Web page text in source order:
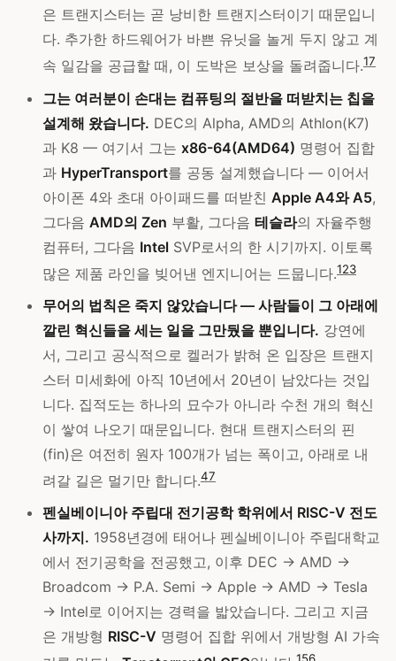
은 트랜지스터는 곧 낭비한 트랜지스터이기 때문입니
다. 추가한 하드웨어가 바쁜 유닛을 놀게 두지 않고 계
속 일감을 공급할 때, 이 도박은 보상을 돌려줍니다.17
그는 여러분이 손대는 컴퓨팅의 절반을 떠받치는 칩을
설계해 왔습니다. DEC의 Alpha, AMD의 Athlon(K7)
과 K8 — 여기서 그는 x86-64(AMD64) 명령어 집합
과 HyperTransport를 공동 설계했습니다 — 이어서
아이폰 4와 초대 아이패드를 떠받친 Apple A4와 A5,
그다음 AMD의 Zen 부활, 그다음 테슬라의 자율주행
컴퓨터, 그다음 Intel SVP로서의 한 시기까지. 이토록
많은 제품 라인을 빚어낸 엔지니어는 드뭅니다.123
무어의 법칙은 죽지 않았습니다 — 사람들이 그 아래에
깔린 혁신들을 세는 일을 그만뒀을 뿐입니다. 강연에
서, 그리고 공식적으로 켈러가 밝혀 온 입장은 트랜지
스터 미세화에 아직 10년에서 20년이 남았다는 것입
니다. 집적도는 하나의 묘수가 아니라 수천 개의 혁신
이 쌓여 나오기 때문입니다. 현대 트랜지스터의 핀
(fin)은 여전히 원자 100개가 넘는 폭이고, 아래로 내
려갈 길은 멀기만 합니다.47
펜실베이니아 주립대 전기공학 학위에서 RISC-V 전도
사까지. 1958년경에 태어나 펜실베이니아 주립대학교
에서 전기공학을 전공했고, 이후 DEC → AMD →
Broadcom → P.A. Semi → Apple → AMD → Tesla
→ Intel로 이어지는 경력을 밟았습니다. 그리고 지금
은 개방형 RISC-V 명령어 집합 위에서 개방형 AI 가속